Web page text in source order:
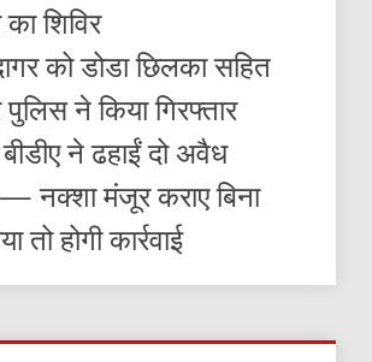
शिविर
को डोडा छिलका सहित
ने किया गिरफ्तार
ने ढहाईं दो अवैध
— नक्शा मंजूर कराए बिना
तो होगी कार्रवाई